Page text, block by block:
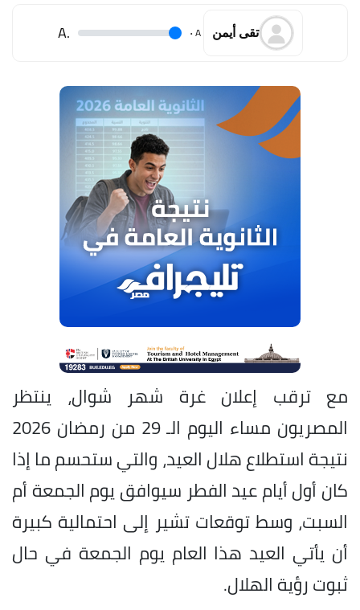
تقى أيمن A
.
.A
مع ترقب إعلان غرة شهر شوال، ينتظر
المصريون مساء اليوم الـ 29 من رمضان 2026
نتيجة استطلاع هلال العيد، والتي ستحسم ما إذا
كان أول أيام عيد الفطر سيوافق يوم الجمعة أم
السبت، وسط توقعات تشير إلى احتمالية كبيرة
أن يأتي العيد هذا العام يوم الجمعة في حال
ثبوت رؤية الهلال.